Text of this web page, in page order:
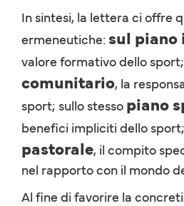
In sintesi, la lettera ci offre
ermeneutiche: sul
valore formativo dello
comunitario, la
sport; sullo stesso piano
benefici impliciti dello sport;
pastorale, il compito
nel rapporto con il mondo
Al fine di favorire la